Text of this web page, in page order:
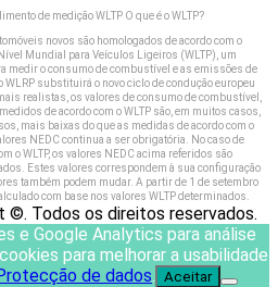
de medição WLTP O que é o WLTP?
novos são homologados de acordo com o
Mundial para Veículos Ligeiros (WLTP), um
medir o consumo de combustível e as emissões de
substituirá o novo ciclo de condução europeu
realistas, os valores de consumo de combustível,
de acordo com o WLTP são, em muitos casos,
mais baixas do que as medidas de acordo com o
NEDC continua a ser obrigatória. No caso de
o WLTP, os valores NEDC acima referidos são
Estes valores correspondem à sua configuração
também podem mudar. A partir de 1 de setembro
com base nos valores WLTP determinados.
©. Todos os direitos reservados.
e Google Analytics para análise
para melhorar a usabilidade
de dados Aceitar